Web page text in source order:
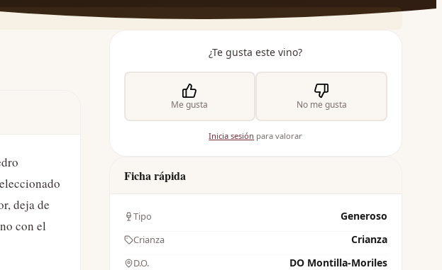
deja de
con el
¿Te gusta este vino?
Me gusta No me gusta
Inicia sesión para valorar
Ficha rápida
Tipo Generoso
Crianza Crianza
D.O. DO Montilla-Moriles